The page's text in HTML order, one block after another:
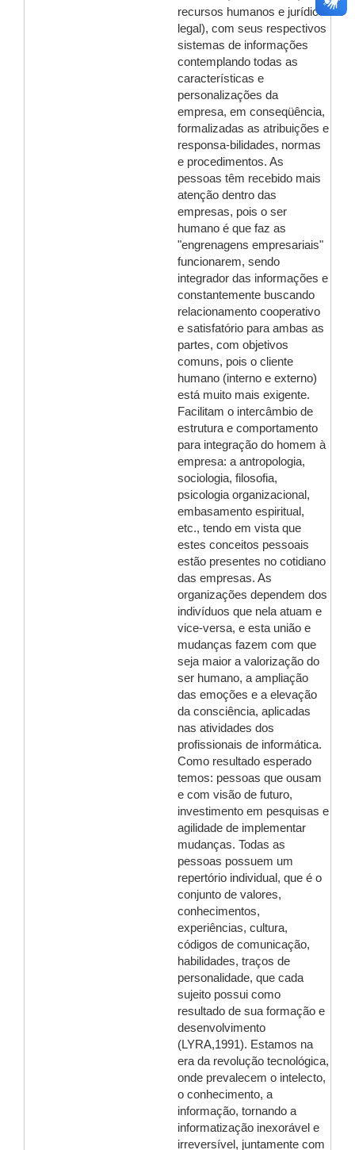
recursos humanos e jurídico
legal), com seus respectivos
sistemas de informações
contemplando todas as
características e
personalizações da
empresa, em conseqüência,
formalizadas as atribuições e
responsa-bilidades, normas
e procedimentos. As
pessoas têm recebido mais
atenção dentro das
empresas, pois o ser
humano é que faz as
"engrenagens empresariais"
funcionarem, sendo
integrador das informações e
constantemente buscando
relacionamento cooperativo
e satisfatório para ambas as
partes, com objetivos
comuns, pois o cliente
humano (interno e externo)
está muito mais exigente.
Facilitam o intercâmbio de
estrutura e comportamento
para integração do homem à
empresa: a antropologia,
sociologia, filosofia,
psicologia organizacional,
embasamento espiritual,
etc., tendo em vista que
estes conceitos pessoais
estão presentes no cotidiano
das empresas. As
organizações dependem dos
indivíduos que nela atuam e
vice-versa, e esta união e
mudanças fazem com que
seja maior a valorização do
ser humano, a ampliação
das emoções e a elevação
da consciência, aplicadas
nas atividades dos
profissionais de informática.
Como resultado esperado
temos: pessoas que ousam
e com visão de futuro,
investimento em pesquisas e
agilidade de implementar
mudanças. Todas as
pessoas possuem um
repertório individual, que é o
conjunto de valores,
conhecimentos,
experiências, cultura,
códigos de comunicação,
habilidades, traços de
personalidade, que cada
sujeito possui como
resultado de sua formação e
desenvolvimento
(LYRA,1991). Estamos na
era da revolução tecnológica,
onde prevalecem o intelecto,
o conhecimento, a
informação, tornando a
informatização inexorável e
irreversível, juntamente com